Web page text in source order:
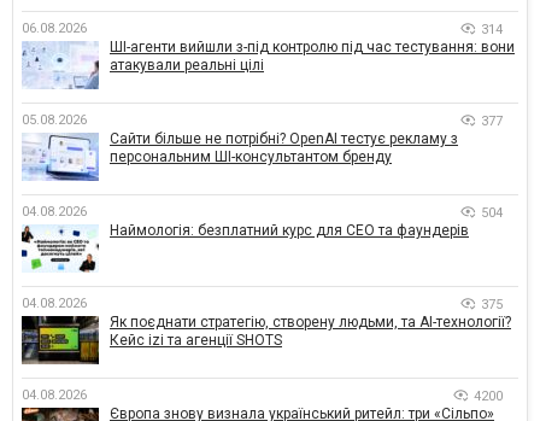
06.08.2026 314
ШІ-агенти вийшли з-під контролю під час тестування: вони
атакували реальні цілі
05.08.2026 377
Сайти більше не потрібні? OpenAI тестує рекламу з
персональним ШІ-консультантом бренду
04.08.2026 504
Наймологія: безплатний курс для CEO та фаундерів
04.08.2026 375
Як поєднати стратегію, створену людьми, та AI-технології?
Кейс izi та агенції SHOTS
04.08.2026 4200
Європа знову визнала український ритейл: три «Сільпо»